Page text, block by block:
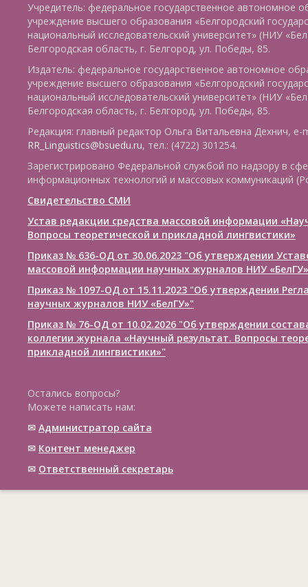
Учредитель: федеральное государственное автономное
учреждение высшего образования «Белгородский
национальный исследовательский университет» (НИУ
Белгородская область, г. Белгород, ул. Победы, 85.
Издатель: федеральное государственное автономное
учреждение высшего образования «Белгородский
национальный исследовательский университет» (НИУ
Белгородская область, г. Белгород, ул. Победы, 85.
Редакция: главный редактор Ольга Витальевна Дехнич, e-
RR_Linguistics@bsuedu.ru, тел.: (4722) 301254.
Зарегистрировано Федеральной службой по надзору в
информационных технологий и массовых коммуникаций
Свидетельство СМИ
Устав редакции средства массовой информации
Вопросы теоретической и прикладной лингвистики»
Приказ № 636-ОД от 30.06.2023 "Об утверждении
массовой информации научных журналов НИУ «БелГУ»
Приказ № 1097-ОД от 15.11.2023 "Об утверждении
научных журналов НИУ «БелГУ»"
Приказ № 76-ОД от 10.02.2026 "Об утверждении
коллегии журнала «Научный результат. Вопросы
прикладной лингвистики»"
Остались вопросы?
Можете написать нам:
✉ Администратор сайта
✉ Контент менеджер
✉ Ответственный cекретарь